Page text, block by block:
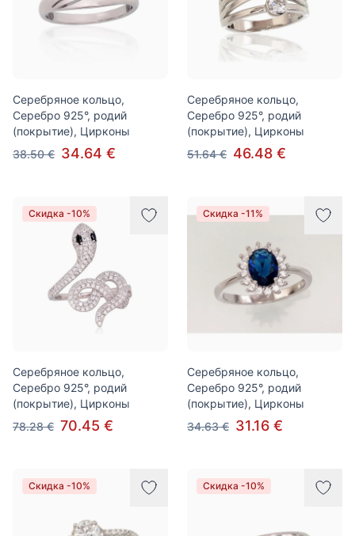
Серебряное кольцо,
Серебро 925°, родий
(покрытие), Цирконы
38.50 € 34.64 €
Серебряное кольцо,
Серебро 925°, родий
(покрытие), Цирконы
51.64 € 46.48 €
Скидка -10%
Серебряное кольцо,
Серебро 925°, родий
(покрытие), Цирконы
78.28 € 70.45 €
Скидка -11%
Серебряное кольцо,
Серебро 925°, родий
(покрытие), Цирконы
34.63 € 31.16 €
Скидка -10% Скидка -10%